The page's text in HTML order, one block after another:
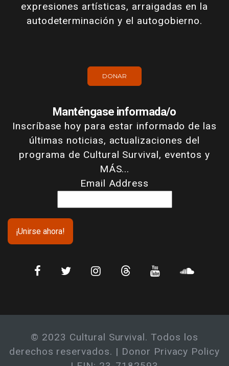
expresiones artísticas, arraigadas en la
autodeterminación y el autogobierno.
DONAR
Manténgase informada/o
Inscríbase hoy para estar informado de las
últimas noticias, actualizaciones del
programa de Cultural Survival, eventos y
MÁS...
Email Address
© 2023 Cultural Survival. Todos los
derechos reservados. | Donor Privacy Policy